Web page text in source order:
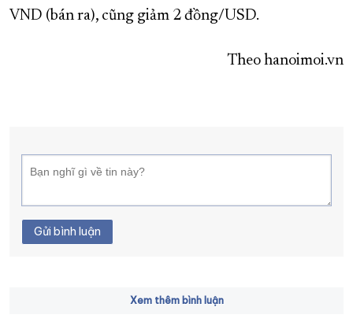
VND (bán ra), cũng giảm 2 đồng/USD.
Theo hanoimoi.vn
Gửi bình luận
Xem thêm bình luận